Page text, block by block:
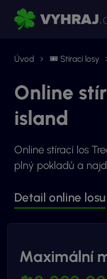
Úvod 🎟 Stírací losy
Online
island
Online stírací los
plný pokladů a
Detail online losu
Maximální